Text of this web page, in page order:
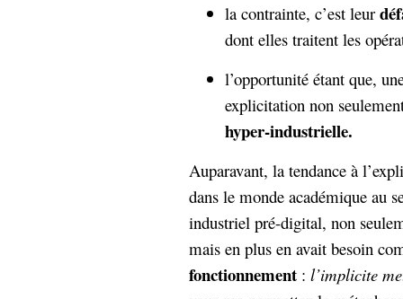
la contrainte, c’est leur
dont elles traitent les
l’opportunité étant que,
explicitation non
hyper-industrielle.
Auparavant, la tendance à
dans le monde académique au
industriel pré-digital, non
mais en plus en avait besoin
fonctionnement : l’implicite